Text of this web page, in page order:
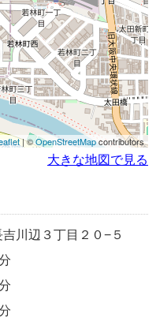
| ©OpenStreetMapcontributors
大きな地図で見る
川辺３丁目２０−５